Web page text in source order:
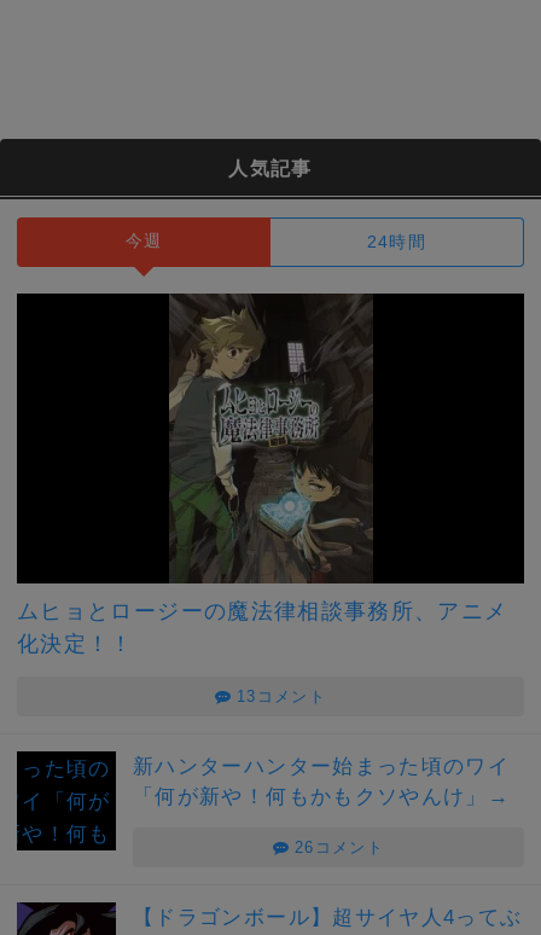
人気記事
今週 24時間
ムヒョとロージーの魔法律相談事務所、アニメ
化決定！！
13コメント
新ハンターハンター始まった頃のワイ
「何が新や！何もかもクソやんけ」→
26コメント
【ドラゴンボール】超サイヤ人4ってぶ